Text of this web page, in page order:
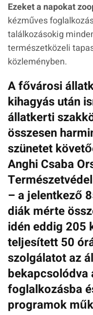
Ezeket a napokat
kézműves
találkozásokig
természetközeli
közleményben.
A fővárosi
kihagyás után
állatkerti
összesen
szünetet
Anghi Csaba
– a jelentkező
diák mérte
idén eddig 205
teljesített 50
szolgálatot az
bekapcsolódva
foglalkozásba
programok